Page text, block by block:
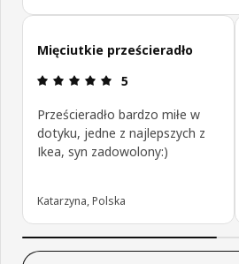
Pomiń opinie klientów
Mięciutkie prześcieradło
Opinia: 5 na 5 gwiazdki.
5
Prześcieradło bardzo miłe w
dotyku, jedne z najlepszych z
Ikea, syn zadowolony:)
Katarzyna, Polska